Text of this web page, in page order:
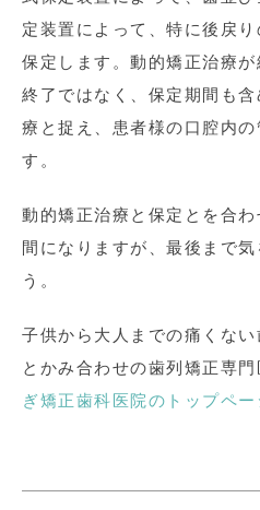
定装置によって、特に後戻
保定します。動的矯正治療
終了ではなく、保定期間も
療と捉え、患者様の口腔内
す。
動的矯正治療と保定とを合
間になりますが、最後まで
う。
子供から大人までの痛くな
とかみ合わせの歯列矯正専
ぎ矯正歯科医院のトップペー